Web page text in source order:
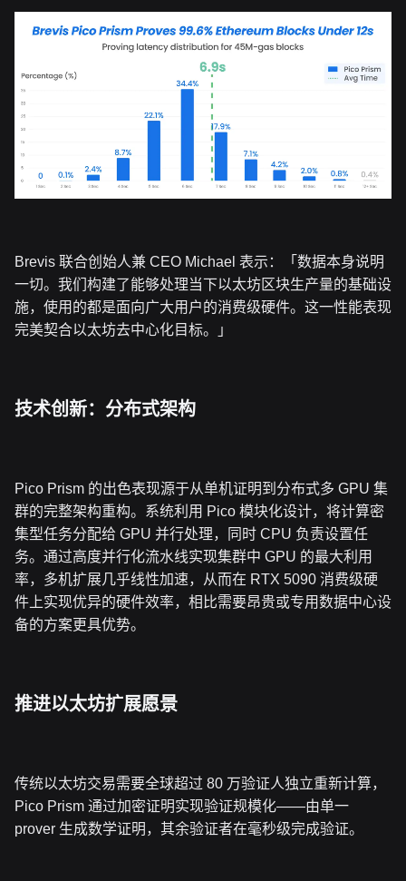
Brevis 联合创始人兼 CEO Michael 表示：「数据本身说明
一切。我们构建了能够处理当下以太坊区块生产量的基础设
施，使用的都是面向广大用户的消费级硬件。这一性能表现
完美契合以太坊去中心化目标。」
技术创新：分布式架构
Pico Prism 的出色表现源于从单机证明到分布式多 GPU 集
群的完整架构重构。系统利用 Pico 模块化设计，将计算密
集型任务分配给 GPU 并行处理，同时 CPU 负责设置任
务。通过高度并行化流水线实现集群中 GPU 的最大利用
率，多机扩展几乎线性加速，从而在 RTX 5090 消费级硬
件上实现优异的硬件效率，相比需要昂贵或专用数据中心设
备的方案更具优势。
推进以太坊扩展愿景
传统以太坊交易需要全球超过 80 万验证人独立重新计算，
Pico Prism 通过加密证明实现验证规模化——由单一
prover 生成数学证明，其余验证者在毫秒级完成验证。